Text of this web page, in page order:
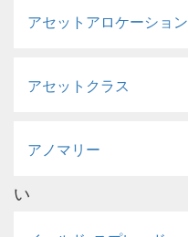
アセットアロケーション
アセットクラス
アノマリー
い